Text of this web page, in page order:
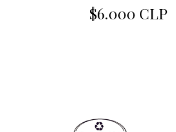
$6.000 CLP